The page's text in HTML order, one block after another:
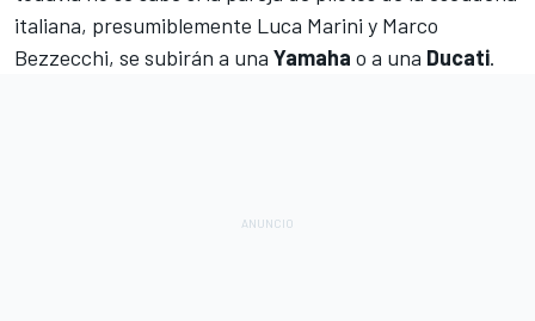
italiana, presumiblemente Luca Marini y Marco
Bezzecchi, se subirán a una Yamaha o a una Ducati.